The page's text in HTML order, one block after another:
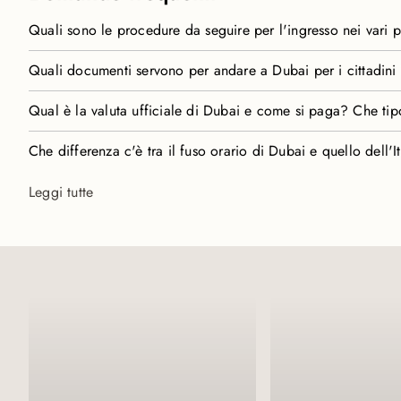
Quali sono le procedure da seguire per l'ingresso nei vari
Data la variabilità della normativa, è indispensabile, prima della
emanate dalle nazioni estere in merito agli ingressi.
dall’Italia devono far riferimento. Vi ricordiamo che tali
Quali documenti servono per andare a Dubai per i cittadini
I cittadini italiani devono presentare: passaporto con validità
rinnovabile per altri 30 giorni a pagamento. I cittadini di altre
Qual è la valuta ufficiale di Dubai e come si paga? Che
La valuta ufficiale di Dubai è il Dirham (AED). È richiesta
contanti.
Che differenza c'è tra il fuso orario di Dubai e quello
Leggi tutte